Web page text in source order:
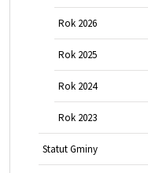
Rok 2026
Rok 2025
Rok 2024
Rok 2023
Statut Gminy